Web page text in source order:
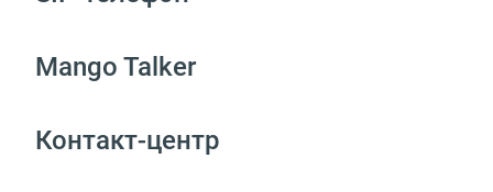
Mango Talker
Контакт-центр